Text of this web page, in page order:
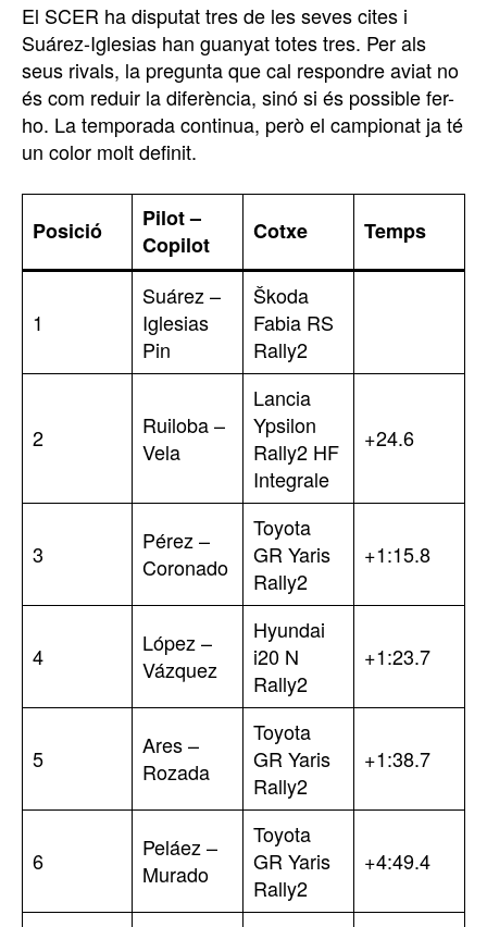
El SCER ha disputat tres de les seves cites i
Suárez-Iglesias han guanyat totes tres. Per als
seus rivals, la pregunta que cal respondre aviat no
és com reduir la diferència, sinó si és possible fer-
ho. La temporada continua, però el campionat ja té
un color molt definit.
Posició
Pilot –
Copilot
Cotxe Temps
1
Suárez –
Iglesias
Pin
Škoda
Fabia RS
Rally2
2
Ruiloba –
Vela
Lancia
Ypsilon
Rally2 HF
Integrale
+24.6
3
Pérez –
Coronado
Toyota
GR Yaris
Rally2
+1:15.8
4
López –
Vázquez
Hyundai
i20 N
Rally2
+1:23.7
5
Ares –
Rozada
Toyota
GR Yaris
Rally2
+1:38.7
6
Peláez –
Murado
Toyota
GR Yaris
Rally2
+4:49.4